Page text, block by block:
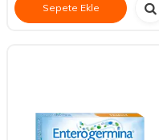
Sepete Ekle